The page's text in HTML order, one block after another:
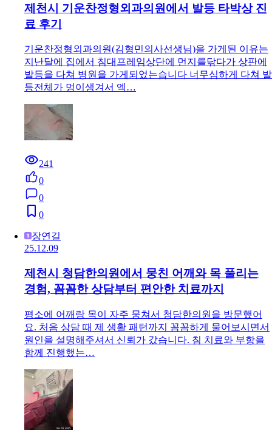
제천시 기운찬정형외과의원에서 발등 타박상 진
료 후기
기운찬정형외과의원(김형민의사선생님)을 가게된 이유는
지난달에 집에서 침대프레임상단에 먼지를닦다가 상판에
발등을 다쳐 병원을 가게되었는습니다 너무심하게 다쳐 발
등전체가 멍이생겨서 엑…
241
0
0
0
장연길
25.12.09
제천시 청담한의원에서 뭉친 어깨와 목 풀리는
경험, 꼼꼼한 상담부터 편안한 치료까지
평소에 어깨랑 목이 자주 뭉쳐서 청담한의원을 방문했어
요. 처음 상담 때 제 생활 패턴까지 꼼꼼하게 물어보시면서
원인을 설명해주셔서 신뢰가 갔습니다. 침 치료와 부항을
함께 진행했는…